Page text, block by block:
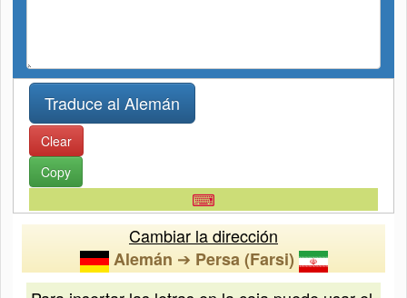
Clear
Copy
⌨
Cambiar la dirección
Alemán ➔ Persa (Farsi)